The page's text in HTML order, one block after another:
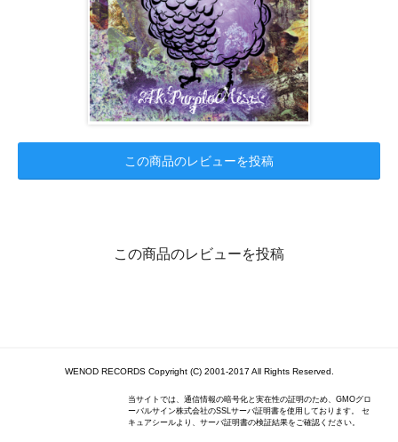
この商品のレビューを投稿
この商品のレビューを投稿
WENOD RECORDS Copyright (C) 2001-2017 All Rights Reserved.
当サイトでは、通信情報の暗号化と実在性の証明のため、GMOグロ
ーバルサイン株式会社のSSLサーバ証明書を使用しております。 セ
キュアシールより、サーバ証明書の検証結果をご確認ください。